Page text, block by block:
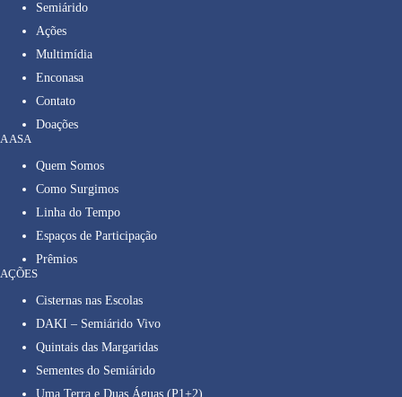
Semiárido
Ações
Multimídia
Enconasa
Contato
Doações
A ASA
Quem Somos
Como Surgimos
Linha do Tempo
Espaços de Participação
Prêmios
AÇÕES
Cisternas nas Escolas
DAKI – Semiárido Vivo
Quintais das Margaridas
Sementes do Semiárido
Uma Terra e Duas Águas (P1+2)